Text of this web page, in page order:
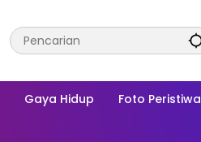
Gaya Hidup Foto Peristiwa